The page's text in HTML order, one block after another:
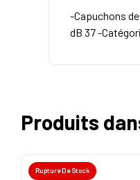
-Capuchons
dB 37 -
Produits
Rupture De Stock